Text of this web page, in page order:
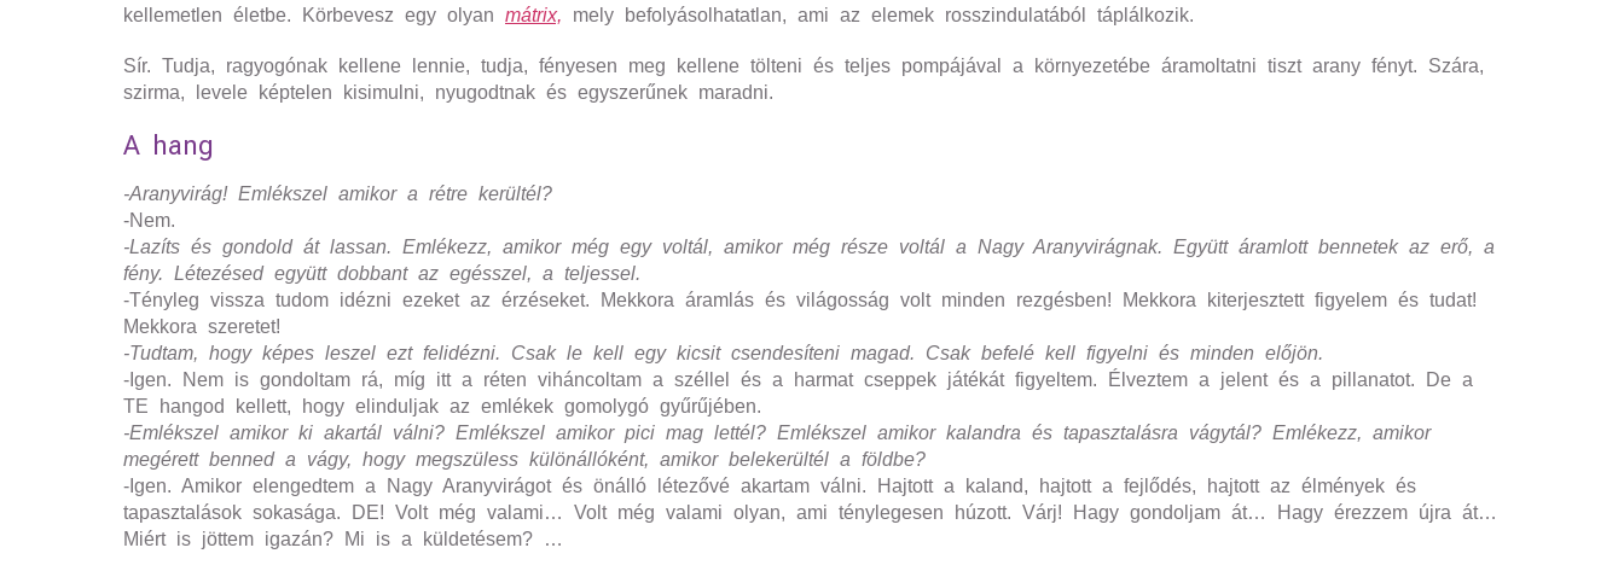
kellemetlen életbe. Körbevesz egy olyan mátrix, mely befolyásolhatatlan, ami az elemek rosszindulatából táplálkozik.
Sír. Tudja, ragyogónak kellene lennie, tudja, fényesen meg kellene tölteni és teljes pompájával a környezetébe áramoltatni tiszt arany fényt. Szára,
szirma, levele képtelen kisimulni, nyugodtnak és egyszerűnek maradni.
A hang
-Aranyvirág! Emlékszel amikor a rétre kerültél?
-Nem.
-Lazíts és gondold át lassan. Emlékezz, amikor még egy voltál, amikor még része voltál a Nagy Aranyvirágnak. Együtt áramlott bennetek az erő, a
fény. Létezésed együtt dobbant az egésszel, a teljessel.
-Tényleg vissza tudom idézni ezeket az érzéseket. Mekkora áramlás és világosság volt minden rezgésben! Mekkora kiterjesztett figyelem és tudat!
Mekkora szeretet!
-Tudtam, hogy képes leszel ezt felidézni. Csak le kell egy kicsit csendesíteni magad. Csak befelé kell figyelni és minden előjön.
-Igen. Nem is gondoltam rá, míg itt a réten viháncoltam a széllel és a harmat cseppek játékát figyeltem. Élveztem a jelent és a pillanatot. De a
TE hangod kellett, hogy elinduljak az emlékek gomolygó gyűrűjében.
-Emlékszel amikor ki akartál válni? Emlékszel amikor pici mag lettél? Emlékszel amikor kalandra és tapasztalásra vágytál? Emlékezz, amikor
megérett benned a vágy, hogy megszüless különállóként, amikor belekerültél a földbe?
-Igen. Amikor elengedtem a Nagy Aranyvirágot és önálló létezővé akartam válni. Hajtott a kaland, hajtott a fejlődés, hajtott az élmények és
tapasztalások sokasága. DE! Volt még valami… Volt még valami olyan, ami ténylegesen húzott. Várj! Hagy gondoljam át… Hagy érezzem újra át…
Miért is jöttem igazán? Mi is a küldetésem? …